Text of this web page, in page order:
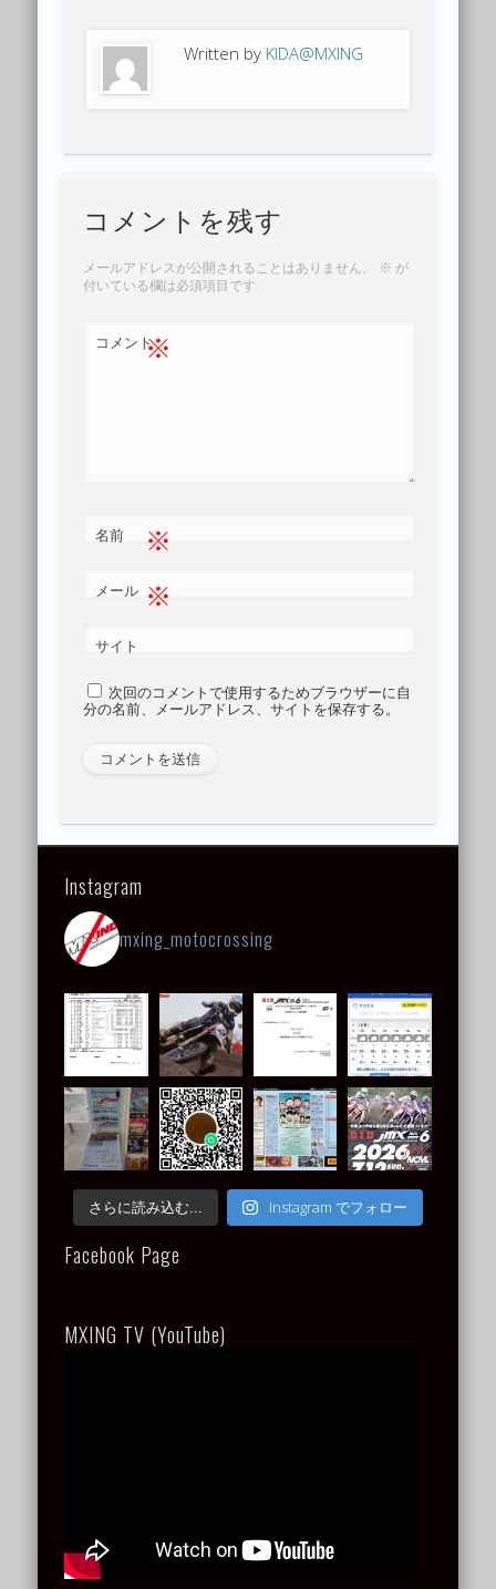
Written by KIDA@MXING
コメントを残す
メールアドレスが公開されることはありません。 ※ が
付いている欄は必須項目です
コメント※
名前 ※
メール ※
サイト
次回のコメントで使用するためブラウザーに自
分の名前、メールアドレス、サイトを保存する。
Instagram
mxing_motocrossing
さらに読み込む... Instagram でフォロー
Facebook Page
MXING TV (YouTube)